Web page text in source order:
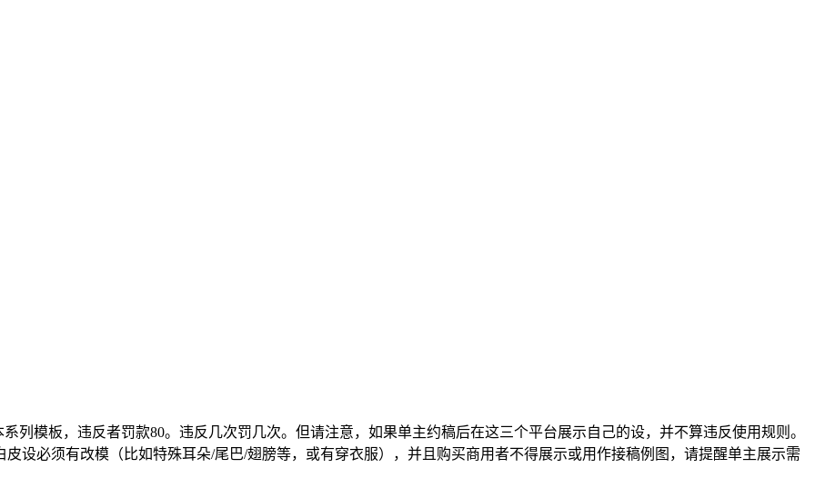
列模板，违反者罚款80。违反几次罚几次。但请注意，如果单主约稿后在这三个平台展示自己的设，并不算违反使用规则。
设必须有改模（比如特殊耳朵/尾巴/翅膀等，或有穿衣服），并且购买商用者不得展示或用作接稿例图，请提醒单主展示需